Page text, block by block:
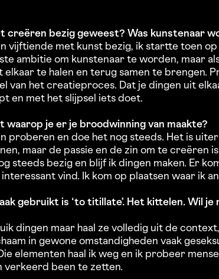
creëren bezig geweest? Was kunstenaar
vijftiende met kunst bezig, ik startte toen
ambitie om kunstenaar te worden, maar
elkaar te halen en terug samen te brengen.
van het creatieproces. Dat je dingen uit
en met het slijpsel iets doet.
waarop je er je broodwinning van maakte?
proberen en doe het nog steeds. Het is
maar de passie en de zin om te creëren
steeds bezig en blijf ik dingen maken. Er
vind. Ik kom op plaatsen waar ik
gebruikt is ‘to titillate’. Het kittelen. Wil
dingen maar haal ze volledig uit de
in gewone omstandigheden vaak
elementen haal ik weg en ik probeer
verkeerd been te zetten.